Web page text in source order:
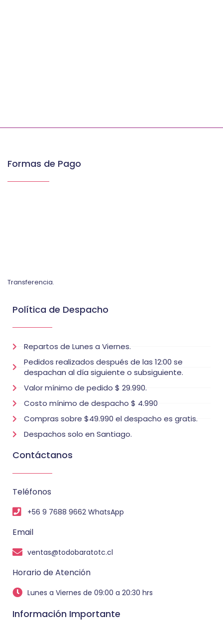
Formas de Pago
Transferencia.
Política de Despacho
Repartos de Lunes a Viernes.
Pedidos realizados después de las 12:00 se
despachan al día siguiente o subsiguiente.
Valor mínimo de pedido $ 29.990.
Costo mínimo de despacho $ 4.990
Compras sobre $49.990 el despacho es gratis.
Despachos solo en Santiago.
Contáctanos
Teléfonos
+56 9 7688 9662 WhatsApp
Email
ventas@todobaratotc.cl
Horario de Atención
Lunes a Viernes de 09:00 a 20:30 hrs
Información Importante